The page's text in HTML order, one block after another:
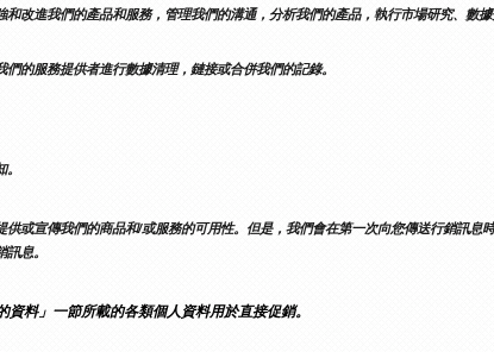
改進我們的產品和服務，管理我們的溝通，分析我們的產品，執行市場研究、數
的服務提供者進行數據清理，鏈接或合併我們的記錄。
或宣傳我們的商品和/或服務的可用性。但是，我們會在第一次向您傳送行銷訊
息。
資料」一節所載的各類個人資料用於直接促銷。